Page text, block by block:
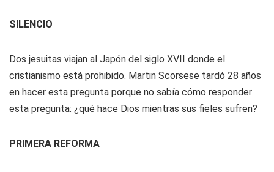
SILENCIO
Dos jesuitas viajan al Japón del siglo XVII donde el
cristianismo está prohibido. Martin Scorsese tardó 28 años
en hacer esta pregunta porque no sabía cómo responder
esta pregunta: ¿qué hace Dios mientras sus fieles sufren?
PRIMERA REFORMA